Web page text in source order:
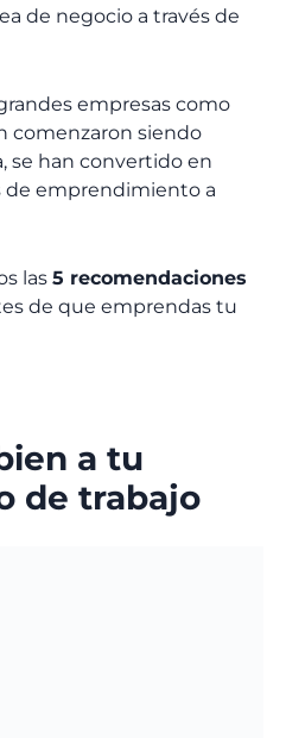
de negocio a través de
empresas como
comenzaron siendo
se han convertido en
de emprendimiento a
las 5 recomendaciones
de que emprendas tu
a tu
de trabajo